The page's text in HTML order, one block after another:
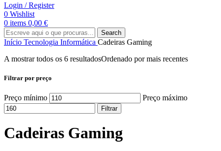
Login / Register
0 Wishlist
0 items 0,00 €
Search
Início Tecnologia Informática Cadeiras Gaming
A mostrar todos os 6 resultadosOrdenado por mais recentes
Filtrar por preço
Preço mínimo Preço máximo
Filtrar
Cadeiras Gaming